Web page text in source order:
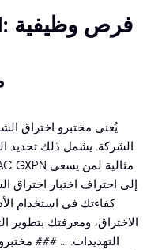
شهادة GIAC GXPN: فرص وظيفية
يُعنى مختبرو اختراق
الشركة. يشمل ذلك تحديد
إلى احتراف اختبار اختراق
كفاءتك في استخدام
الاختراق، ومعرفتك بتطوير
التهديدات. ... ###